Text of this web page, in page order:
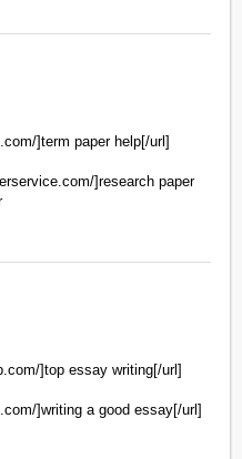
]term paper help[/url]
]research paper
]top essay writing[/url]
]writing a good essay[/url]